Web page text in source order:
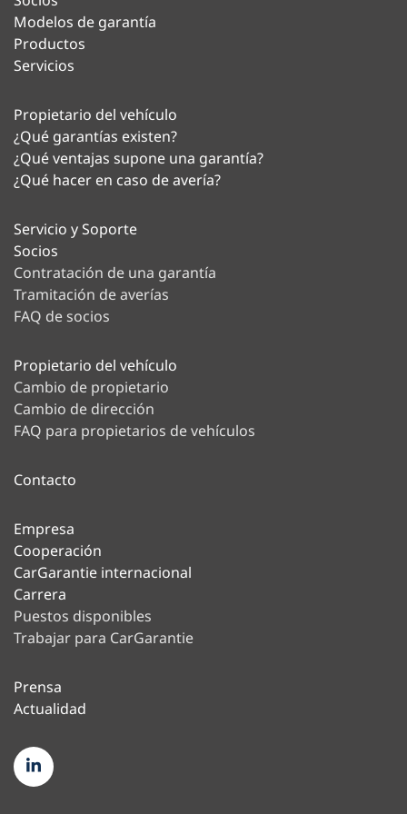
Modelos de garantía
Productos
Servicios
Propietario del vehículo
¿Qué garantías existen?
¿Qué ventajas supone una garantía?
¿Qué hacer en caso de avería?
Servicio y Soporte
Socios
Contratación de una garantía
Tramitación de averías
FAQ de socios
Propietario del vehículo
Cambio de propietario
Cambio de dirección
FAQ para propietarios de vehículos
Contacto
Empresa
Cooperación
CarGarantie internacional
Carrera
Puestos disponibles
Trabajar para CarGarantie
Prensa
Actualidad